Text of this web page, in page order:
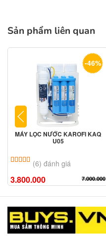
Sản phẩm liên quan
-46%
MÁY LỌC NƯỚC KAROFI KAQ
U05
5.00 trên 5 dựa trên
(6) đánh giá
3.800.000 7.000.000